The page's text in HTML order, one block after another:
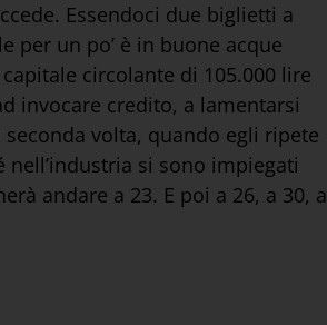
Essendoci due biglietti a
per un po’ è in buone acque
circolante di 105.000 lire
invocare credito, a lamentarsi
volta, quando egli ripete
si sono impiegati
andare a 23. E poi a 26, a 30, a